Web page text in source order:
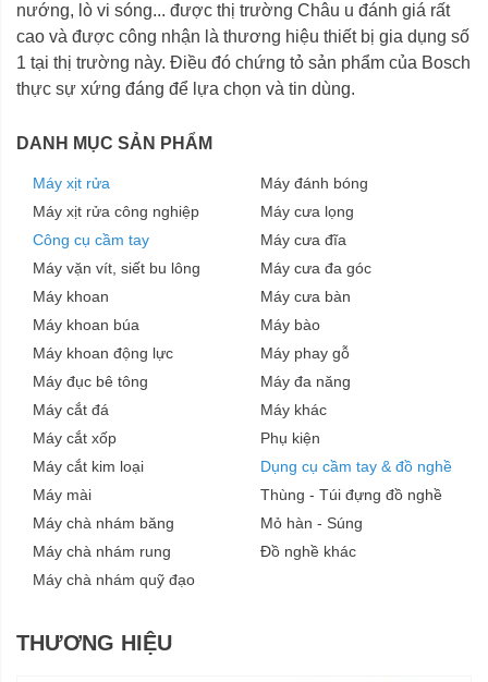
nướng, lò vi sóng... được thị trường Châu u đánh giá rất
cao và được công nhận là thương hiệu thiết bị gia dụng số
1 tại thị trường này. Điều đó chứng tỏ sản phẩm của Bosch
thực sự xứng đáng để lựa chọn và tin dùng.
DANH MỤC SẢN PHẨM
Máy xịt rửa
Máy xịt rửa công nghiệp
Công cụ cầm tay
Máy vặn vít, siết bu lông
Máy khoan
Máy khoan búa
Máy khoan động lực
Máy đục bê tông
Máy cắt đá
Máy cắt xốp
Máy cắt kim loại
Máy mài
Máy chà nhám băng
Máy chà nhám rung
Máy chà nhám quỹ đạo
Máy đánh bóng
Máy cưa lọng
Máy cưa đĩa
Máy cưa đa góc
Máy cưa bàn
Máy bào
Máy phay gỗ
Máy đa năng
Máy khác
Phụ kiện
Dụng cụ cầm tay & đồ nghề
Thùng - Túi đựng đồ nghề
Mỏ hàn - Súng
Đồ nghề khác
THƯƠNG HIỆU